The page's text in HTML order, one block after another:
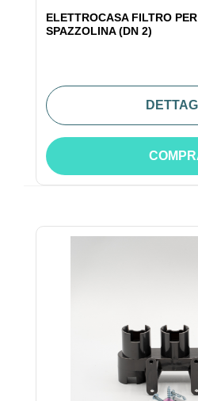
ELETTROCASA FILTRO
SPAZZOLINA (DN 2)